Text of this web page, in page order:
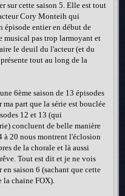
sur cette saison 5. Elle est tout
Cory Monteih qui
épisode entier en début de
musical pas trop larmoyant et
le deuil du l'acteur (et du
tout au long de la
6ème saison de 13 épisodes
part que la série est bouclée
12 et 13 (qui
concluent de belle manière
à 20 nous montrent l'éclosion
de la chorale et là aussi
Tout est dit et je ne vois
saison 6 (sachant que cette
la chaine FOX).